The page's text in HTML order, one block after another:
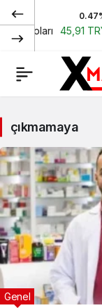
0.47%
Doları 45,91 TRY
çıkmamaya
Genel